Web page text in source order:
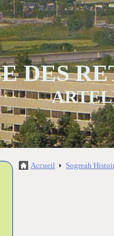
DES
Accueil Sogreah